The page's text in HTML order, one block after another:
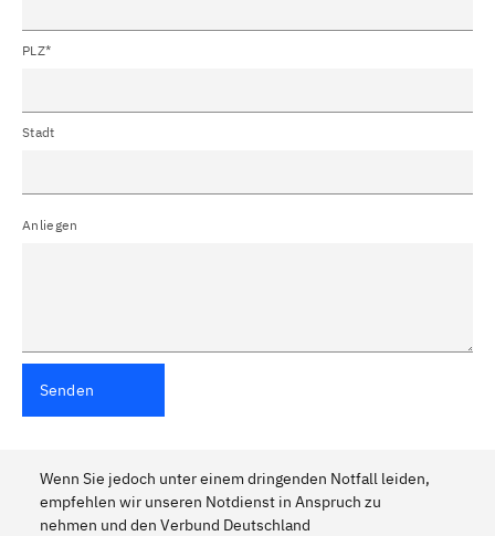
PLZ*
Stadt
Anliegen
Senden
Wenn Sie jedoch unter einem dringenden Notfall leiden,
empfehlen wir unseren Notdienst in Anspruch zu
nehmen und den Verbund Deutschland